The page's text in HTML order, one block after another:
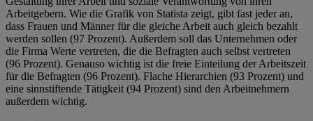
Arbeitgebern. Wie die Grafik von Statista zeigt, gibt fast jeder an,
dass Frauen und Männer für die gleiche Arbeit auch gleich bezahlt
werden sollen (97 Prozent). Außerdem soll das Unternehmen oder
die Firma Werte vertreten, die die Befragten auch selbst vertreten
(96 Prozent). Genauso wichtig ist die freie Einteilung der Arbeitszeit
für die Befragten (96 Prozent). Flache Hierarchien (93 Prozent) und
eine sinnstiftende Tätigkeit (94 Prozent) sind den Arbeitnehmern
außerdem wichtig.